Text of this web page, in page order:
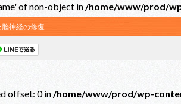
of non-object in/home/www/prod/
神経の修復
offset: 0 in/home/www/prod/wp-